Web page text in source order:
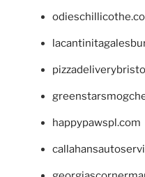
happypawspl.com